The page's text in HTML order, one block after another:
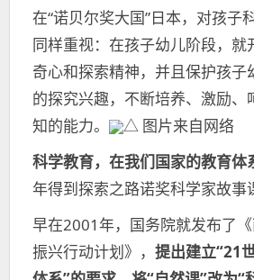
在“诺贝尔奖大国”日本，对孩子
同样重视：在孩子幼儿阶段，就
奇心和探索精神，并且保护孩子
的探究兴趣，不断培养、激励、
知的能力。
△ 图片来自网络
科学教育，在我们国家的教育体
年得到探索之路诺奖科学家故事
早在2001年，国务院就发布了
振兴行动计划》， 提出建立“21